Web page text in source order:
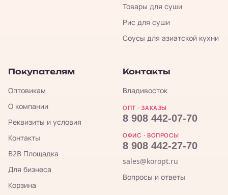
Товары для суши
Рис для суши
Соусы для азиатской кухни
Покупателям
Оптовикам
О компании
Реквизиты и условия
Контакты
B2B Площадка
Для бизнеса
Корзина
Контакты
Владивосток
ОПТ · ЗАКАЗЫ
8 908 442-07-70
ОФИС · ВОПРОСЫ
8 908 442-27-70
sales@koropt.ru
Вопросы и ответы